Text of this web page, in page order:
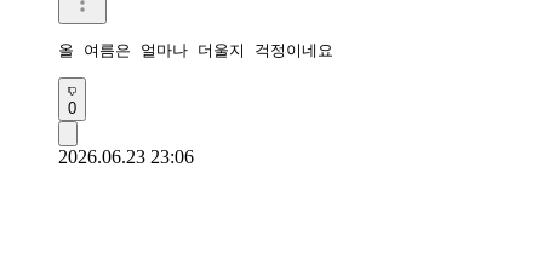
올 여름은 얼마나 더울지 걱정이네요
0
2026.06.23 23:06